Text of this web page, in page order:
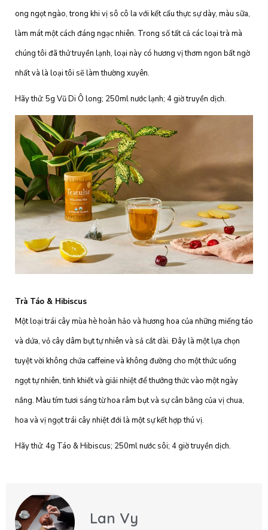
ong ngọt ngào, trong khi vị sô cô la với kết cấu thực sự dày, màu sữa,
làm mát một cách đáng ngạc nhiên. Trong số tất cả các loại trà mà
chúng tôi đã thử truyền lạnh, loại này có hương vị thơm ngon bất ngờ
nhất và là loại tôi sẽ làm thường xuyên.
Hãy thử: 5g Vũ Di Ô long; 250ml nước lạnh; 4 giờ truyền dịch.
Trà Táo & Hibiscus
Một loại trái cây mùa hè hoàn hảo và hương hoa của những miếng táo
và dứa, vỏ cây dâm bụt tự nhiên và sả cắt dài. Đây là một lựa chọn
tuyệt vời không chứa caffeine và không đường cho một thức uống
ngọt tự nhiên, tinh khiết và giải nhiệt để thưởng thức vào một ngày
nắng. Màu tím tươi sáng từ hoa râm bụt và sự cân bằng của vị chua,
hoa và vị ngọt trái cây nhiệt đới là một sự kết hợp thú vị.
Hãy thử: 4g Táo & Hibiscus; 250ml nước sôi; 4 giờ truyền dịch.
Lan Vy